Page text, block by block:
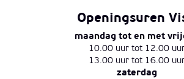
Openingsuren
maandag tot en met
10.00 uur tot 12.00
13.00 uur tot 16.00
zaterdag